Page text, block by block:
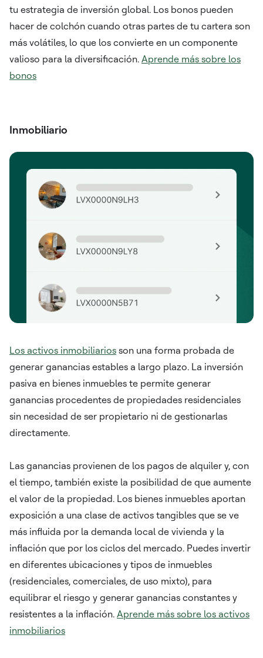
tu estrategia de inversión global. Los bonos pueden
hacer de colchón cuando otras partes de tu cartera son
más volátiles, lo que los convierte en un componente
valioso para la diversificación. Aprende más sobre los
bonos
Inmobiliario
Los activos inmobiliarios son una forma probada de
generar ganancias estables a largo plazo. La inversión
pasiva en bienes inmuebles te permite generar
ganancias procedentes de propiedades residenciales
sin necesidad de ser propietario ni de gestionarlas
directamente.
Las ganancias provienen de los pagos de alquiler y, con
el tiempo, también existe la posibilidad de que aumente
el valor de la propiedad. Los bienes inmuebles aportan
exposición a una clase de activos tangibles que se ve
más influida por la demanda local de vivienda y la
inflación que por los ciclos del mercado. Puedes invertir
en diferentes ubicaciones y tipos de inmuebles
(residenciales, comerciales, de uso mixto), para
equilibrar el riesgo y generar ganancias constantes y
resistentes a la inflación. Aprende más sobre los activos
inmobiliarios